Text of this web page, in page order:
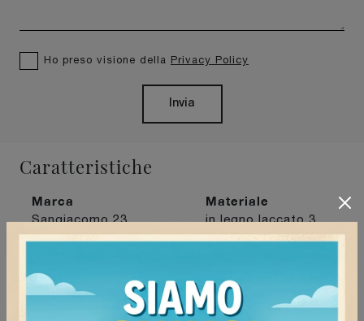
Ho preso visione della Privacy Policy
Invia
Caratteristiche
Marca
Sangiacomo23
Materiale
in legno laccato3
moderne